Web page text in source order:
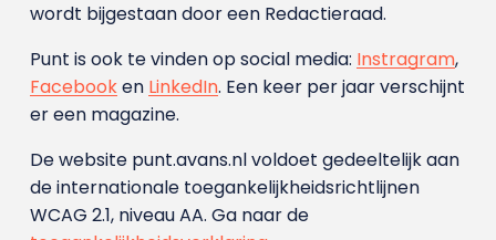
wordt bijgestaan door een Redactieraad.
Punt is ook te vinden op social media: Instragram,
Facebooken LinkedIn. Een keer per jaar verschijnt
er een magazine.
De website punt.avans.nl voldoet gedeeltelijk aan
de internationale toegankelijkheidsrichtlijnen
WCAG 2.1, niveau AA. Ga naar de